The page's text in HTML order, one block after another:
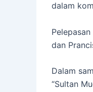
dalam
dan
Dalam
“Sultan